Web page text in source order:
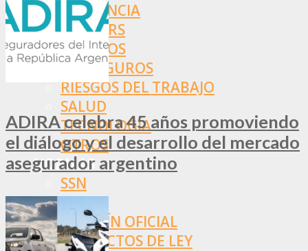
ASISTENCIA
BROKERS
SEGUROS
REASEGUROS
RIESGOS DEL TRABAJO
SALUD
TECNOLOGÍA
OTROS
NORMAS
SSN
SRT
BOLETÍN OFICIAL
PROYECTOS DE LEY
ADIRA celebra 45 años promoviendo
el diálogo y el desarrollo del mercado
asegurador argentino